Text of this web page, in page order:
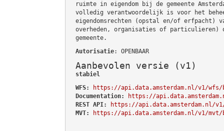
ruimte in eigendom bij de gemeente
volledig verantwoordelijk is voor het
eigendomsrechten (opstal en/of erfpacht)
overheden, organisaties of particulieren)
gemeente.
Autorisatie: OPENBAAR
Aanbevolen versie (v1)
stabiel
WFS:
https://api.data.amsterdam.nl/v1/wfs/
Documentation:
https://
REST API:
https://api.data.amsterdam.nl/
MVT:
https://api.data.amsterdam.nl/v1/mvt/